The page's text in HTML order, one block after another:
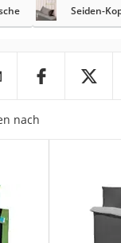
Seiden-
nach